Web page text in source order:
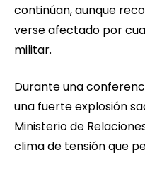
continúan, aunque
verse afectado por
militar.
Durante una
una fuerte explosión
Ministerio de
clima de tensión que